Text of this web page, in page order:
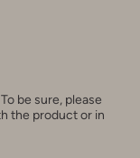
be sure, please
the product or in